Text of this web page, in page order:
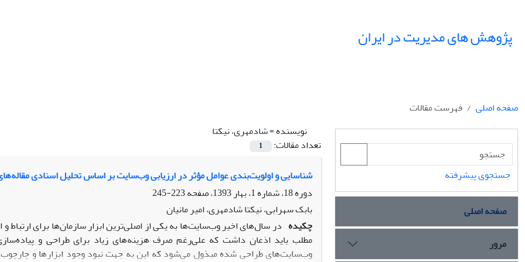
پژوهش های مدیریت در ایران
صفحه اصلی
فهرست مقالات
نویسنده =شادمهری، نیکتا
تعداد مقالات:
1
شناسایی و اولویت‌بندی عوامل مؤثر در ارزیابی وب‌سایت بر اساس تحلیل اسنادی
دوره 18، شماره 1، بهار 1393، صفحه
223-245
بابک سهرابی، نیکتا شادمهری، امیر مانیان
چکیده در سال‌های اخیر وب‌سایت‌ها به یکی از اصلی‌ترین ابزار سازمان‌ها برای ارتباط
مطلب باید اذعان داشت که علی‌رغم صرف هزینه‌های زیاد برای طراحی و
وب‌سایت‌های طراحی شده مبذول می‌شود که این به جهت نبود وجود ابزارها و
جستجوی پیشرفته
صفحه اصلی
مرور